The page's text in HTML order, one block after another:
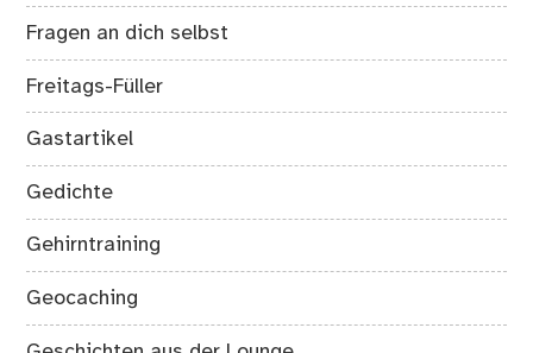
Fragen an dich selbst
Freitags-Füller
Gastartikel
Gedichte
Gehirntraining
Geocaching